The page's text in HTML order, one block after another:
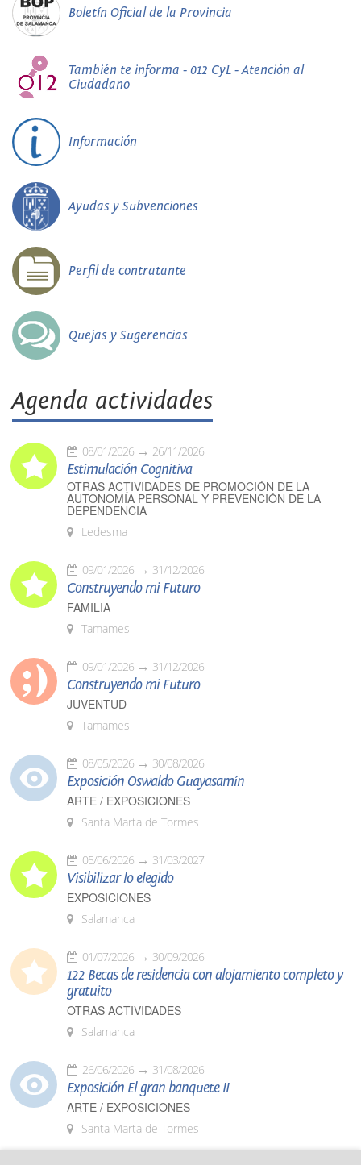
Boletín Oficial de la Provincia
También te informa - 012 CyL - Atención al
Ciudadano
Información
Ayudas y Subvenciones
Perfil de contratante
Quejas y Sugerencias
Agenda actividades
08/01/2026 26/11/2026
Estimulación Cognitiva
OTRAS ACTIVIDADES DE PROMOCIÓN DE LA
AUTONOMÍA PERSONAL Y PREVENCIÓN DE LA
DEPENDENCIA
Ledesma
09/01/2026 31/12/2026
Construyendo mi Futuro
FAMILIA
Tamames
09/01/2026 31/12/2026
Construyendo mi Futuro
JUVENTUD
Tamames
08/05/2026 30/08/2026
Exposición Oswaldo Guayasamín
ARTE / EXPOSICIONES
Santa Marta de Tormes
05/06/2026 31/03/2027
Visibilizar lo elegido
EXPOSICIONES
Salamanca
01/07/2026 30/09/2026
122 Becas de residencia con alojamiento completo y
gratuito
OTRAS ACTIVIDADES
Salamanca
26/06/2026 31/08/2026
Exposición El gran banquete II
ARTE / EXPOSICIONES
Santa Marta de Tormes